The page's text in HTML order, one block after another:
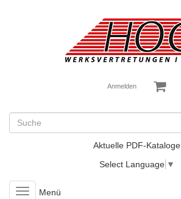
Anmelden
Aktuelle PDF-Kataloge
Select Language ▼
ToggleMenü